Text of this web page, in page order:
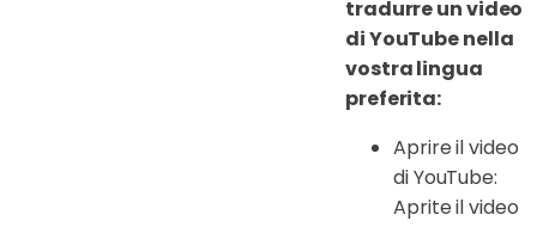
tradurre un video
di YouTube nella
vostra lingua
preferita:
Aprire il video
di YouTube:
Aprite il video